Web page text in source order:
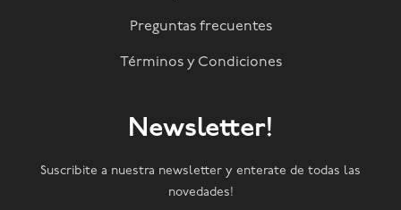
Preguntas frecuentes
Términos y Condiciones
Newsletter!
Suscribite a nuestra newsletter y enterate de todas las
novedades!